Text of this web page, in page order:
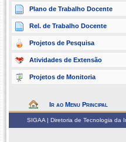
Plano de Trabalho Docente
Rel. de Trabalho Docente
Projetos de Pesquisa
Atividades de Extensão
Projetos de Monitoria
Ir ao Menu Principal
SIGAA | Diretoria de Tecnologia da